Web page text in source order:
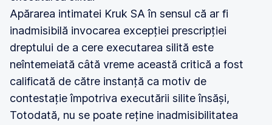
Apărarea intimatei Kruk SA în sensul că ar fi
inadmisibilă invocarea excepției prescripției
dreptului de a cere executarea silită este
neîntemeiată câtă vreme această critică a fost
calificată de către instanță ca motiv de
contestație împotriva executării silite însăși,
Totodată, nu se poate reține inadmisibilitatea